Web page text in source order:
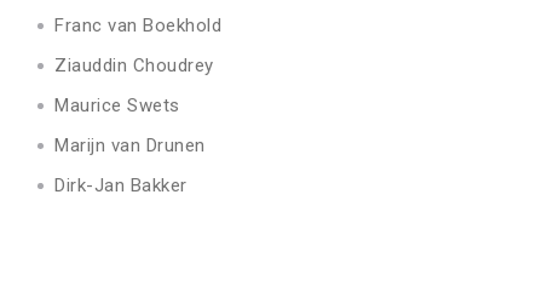
Franc van Boekhold
Ziauddin Choudrey
Maurice Swets
Marijn van Drunen
Dirk-Jan Bakker